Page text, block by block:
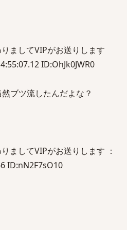
ましてVIPがお送りします
ID:OhJk0JWR0
ブツ流したんだよな？
ましてVIPがお送りします ：
ID:nN2F7sO10